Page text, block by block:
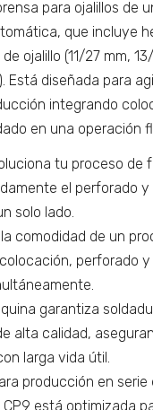
para ojalillos de
que incluye
ojalillo (11/27 mm,
Está diseñada para
integrando
en una operación
tu proceso de
el perforado y
solo lado.
comodidad de un
perforado y
garantiza
alta calidad,
larga vida útil.
producción en serie
está optimizada